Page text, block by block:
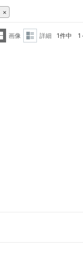
画像
詳細 1件中 1